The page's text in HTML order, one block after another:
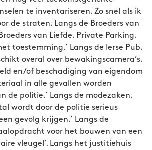
te inventariseren. Zo snel als ik
de straten. Langs de Broeders van
van Liefde. Private Parking.
toestemming.’ Langs de Ierse Pub.
overal over bewakingscamera’s.
en/of beschadiging van eigendom
in alle gevallen worden
de politie.’ Langs de modezaken.
wordt door de politie serieus
gevolg krijgen.’ Langs de
voor het bouwen van een
vleugel’. Langs het justitiehuis